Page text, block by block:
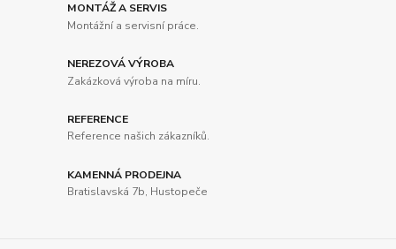
MONTÁŽ A SERVIS
Montážní a servisní práce.
NEREZOVÁ VÝROBA
Zakázková výroba na míru.
REFERENCE
Reference našich zákazníků.
KAMENNÁ PRODEJNA
Bratislavská 7b, Hustopeče